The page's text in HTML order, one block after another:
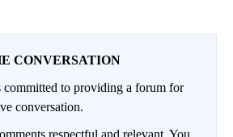
CONVERSATION
committed to providing a forum for
conversation.